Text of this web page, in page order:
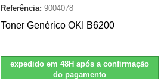
Referência: 9004078
Toner Genérico OKI B6200
expedido em 48H após a confirmação
do pagamento